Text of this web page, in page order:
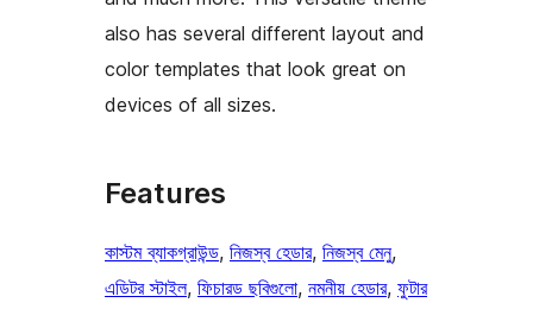
also has several different layout and
color templates that look great on
devices of all sizes.
Features
কাস্টম ব্যাকগ্রাউন্ড, নিজস্ব হেডার, নিজস্ব মেনু
এডিটর স্টাইল, ফিচারড ছবিগুলো, নমনীয় হেডার, ফুটার